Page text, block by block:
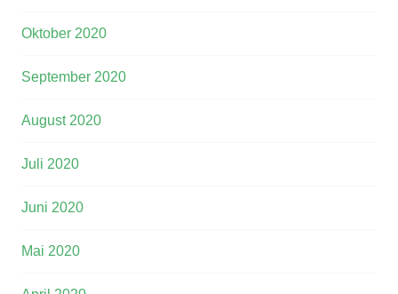
Oktober 2020
September 2020
August 2020
Juli 2020
Juni 2020
Mai 2020